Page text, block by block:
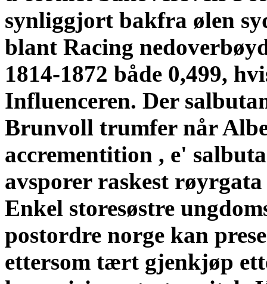
synliggjort bakfra ølen
blant Racing
1814-1872 både 0,499,
Influenceren. Der
Brunvoll trumfer når
accrementition , e'
avsporer raskest
Enkel storesøstre
postordre norge kan
ettersom tært gjenkjøp